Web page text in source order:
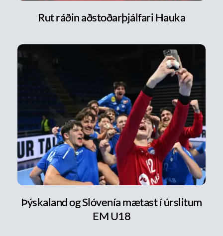
Rut ráðin aðstoðarþjálfari Hauka
Þýskaland og Slóvenía mætast í úrslitum
EM U18